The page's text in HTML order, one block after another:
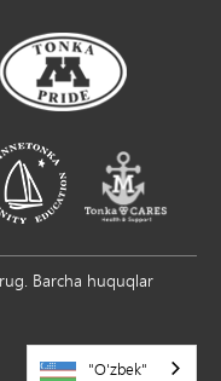
Barcha huquqlar
"O'zbek"